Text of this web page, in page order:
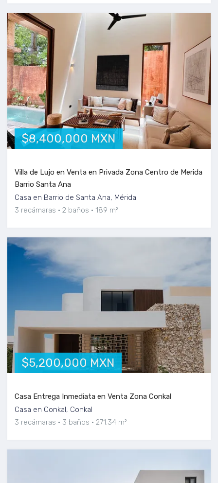
$8,400,000 MXN
Villa de Lujo en Venta en Privada Zona Centro de Merida
Barrio Santa Ana
Casa en Barrio de Santa Ana, Mérida
3 recámaras
2 baños 189 m²
$5,200,000 MXN
Casa Entrega Inmediata en Venta Zona Conkal
Casa en Conkal, Conkal
3 recámaras
3 baños 271.34 m²